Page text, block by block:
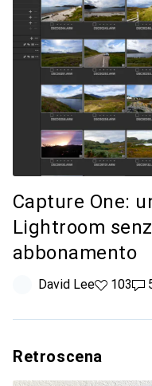
Capture One:
Lightroom
abbonamento
David Lee103 like
10359
Retroscena